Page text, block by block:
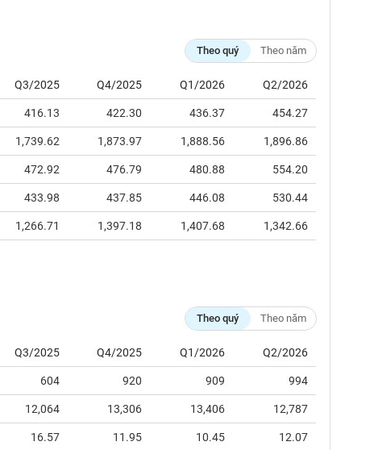
Theo quý Theo năm
Q3/2025 Q4/2025 Q1/2026 Q2/2026
416.13 422.30 436.37 454.27
1,739.62 1,873.97 1,888.56 1,896.86
472.92 476.79 480.88 554.20
433.98 437.85 446.08 530.44
1,266.71 1,397.18 1,407.68 1,342.66
Theo quý Theo năm
Q3/2025 Q4/2025 Q1/2026 Q2/2026
604 920 909 994
12,064 13,306 13,406 12,787
16.57 11.95 10.45 12.07